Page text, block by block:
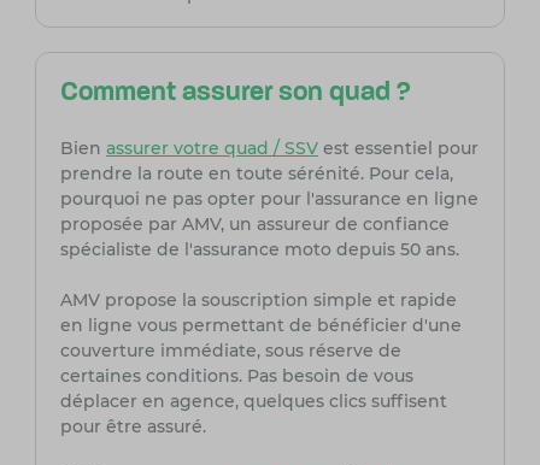
Comment assurer son quad ?
Bien assurer votre quad / SSVest essentiel pour
prendre la route en toute sérénité. Pour cela,
pourquoi ne pas opter pour l'assurance en ligne
proposée par AMV, un assureur de confiance
spécialiste de l'assurance moto depuis 50 ans.
AMV propose la souscription simple et rapide
en ligne vous permettant de bénéficier d'une
couverture immédiate, sous réserve de
certaines conditions. Pas besoin de vous
déplacer en agence, quelques clics suffisent
pour être assuré.